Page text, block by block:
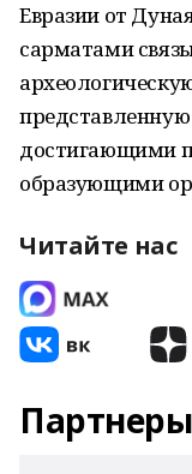
Евразии от
сарматами
достигающими
образующими
Читайте нас
Партнеры